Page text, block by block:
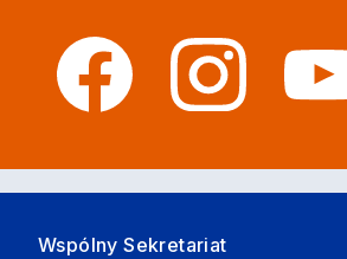
Wspólny Sekretariat